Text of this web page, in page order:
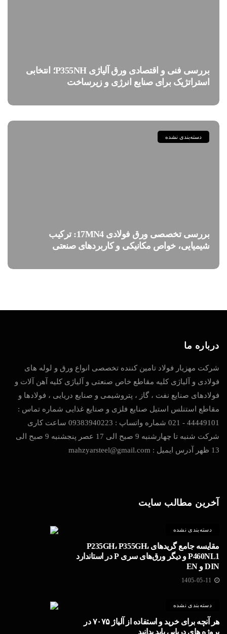
بررسی فنی و اقتصادی ورق آلیاژی P355NH؛ انتخابی
استراتژیک برای صنایع انرژی و زیرساخت
دسته‌بندی نشده
بررسی تخصصی ورق فولادی 17MN4: ترکیب
شیمیایی، خواص مکانیکی و کاربردهای صنعتی
درباره ما
شرکت مهزیار فولاد تامین کننده تخصصی انواع ورق و لوله های
فولادی و آلیاژی کلیه مقاطع خاص صنعتی و آلیاژی کلیه آهن آلات و
فولادهای صنایع نفت ، گاز ، پتروشیمی و صنایع دریایی ، فولادها و
مقاطع استنلس استیل صنایع فلزی و صنایع غذایی شماره تماس :
44449101 - 021 شماره واتساپ : 09383940223 ساعت کاری
شرکت شنبه تا چهارشنبه 9 صبح الی 17 عصر پنجشنبه 9 صبح الی
13 ظهر آدرس ایمیل : mahzyarsteel@gmail.com
آخرین مطالب سایت
دسته‌بندی نشده
مقایسه جامع گریدهای P235GH، P355GH،
P460NL1 و دیگر ورق‌های سری P در استاندارد
DIN و EN
1405-05-11
دسته‌بندی نشده
هر آنچه برای خرید و استفاده از آلیاژ ۷۰۷۵ در
پروژه های دریایی باید بدانید